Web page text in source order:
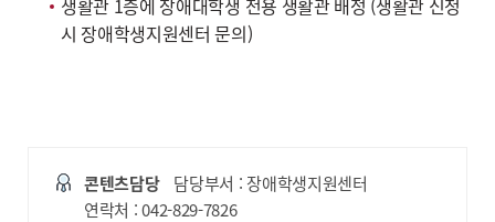
생활관 1층에 장애대학생 전용 생활관 배정 (생활관 신청
시 장애학생지원센터 문의)
콘텐츠담당
담당부서 : 장애학생지원센터
연락처 : 042-829-7826